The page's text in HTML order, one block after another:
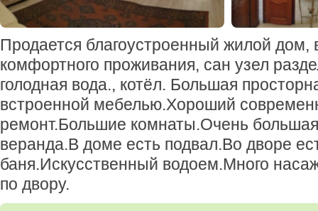
Продается благоустроенный жилой дом,
комфортного проживания, сан узел
голодная вода., котёл. Большая
встроенной мебелью.Хороший
ремонт.Большие комнаты.Очень
веранда.В доме есть подвал.Во дворе
баня.Искусственный водоем.Много
по двору.